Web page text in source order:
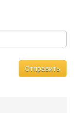
Отправить